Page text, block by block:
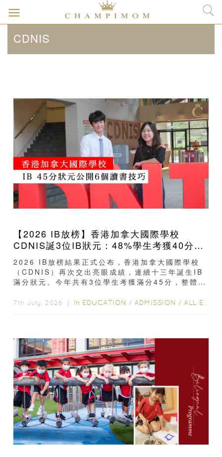
CDNIS
【2026 IB放榜】香港加拿大國際學校
CDNIS誕3位IB狀元：48%學生考獲40分以
上、公開滿分學霸6個備考心得
2026 IB放榜結果正式公布，香港加拿大國際學校
（CDNIS）再次交出亮眼成績，連續十三年誕生IB
滿分狀元。今年共有3位學生考獲滿分45分，整體平
7th July, 2026 ｜ In EDUCATION / ADMISSION / ALL EDUCATION